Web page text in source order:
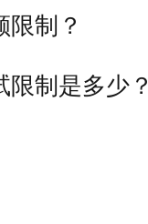
制？
制是多少？